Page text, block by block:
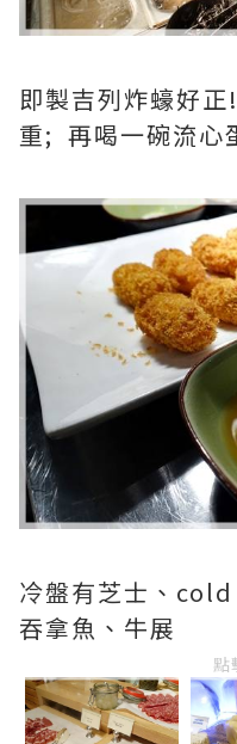
即製吉列炸蠔好
重; 再喝一碗流心
冷盤有芝士、
吞拿魚、牛展
點